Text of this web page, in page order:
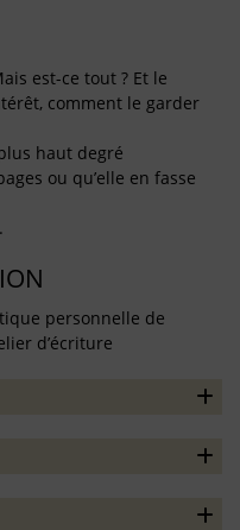
est-ce tout ? Et le
comment le garder
haut degré
ou qu’elle en fasse
personnelle de
d’écriture